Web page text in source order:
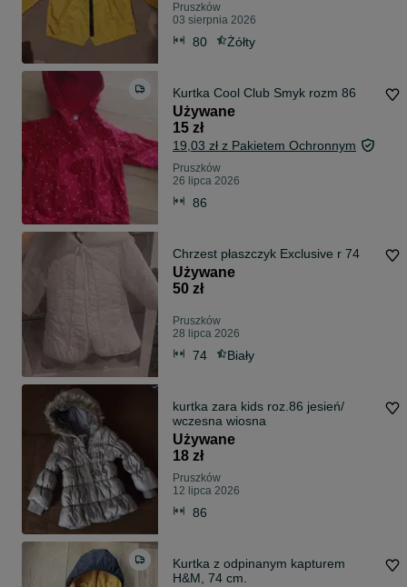
Pruszków
03 sierpnia 2026
80 Żółty
Kurtka Cool Club Smyk rozm 86
Używane
15 zł
19,03 zł z Pakietem Ochronnym
Pruszków
26 lipca 2026
86
Chrzest płaszczyk Exclusive r 74
Używane
50 zł
Pruszków
28 lipca 2026
74 Biały
kurtka zara kids roz.86 jesień/
wczesna wiosna
Używane
18 zł
Pruszków
12 lipca 2026
86
Kurtka z odpinanym kapturem
H&M, 74 cm.